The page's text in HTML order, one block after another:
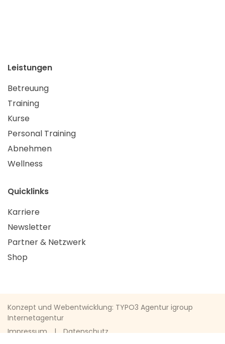
Leistungen
Betreuung
Training
Kurse
Personal Training
Abnehmen
Wellness
Quicklinks
Karriere
Newsletter
Partner & Netzwerk
Shop
Konzept und Webentwicklung: TYPO3 Agentur igroup
Internetagentur
Impressum
Datenschutz